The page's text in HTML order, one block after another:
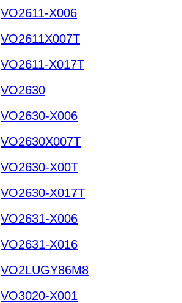
VO2611-X006
VO2611X007T
VO2611-X017T
VO2630
VO2630-X006
VO2630X007T
VO2630-X00T
VO2630-X017T
VO2631-X006
VO2631-X016
VO2LUGY86M8
VO3020-X001